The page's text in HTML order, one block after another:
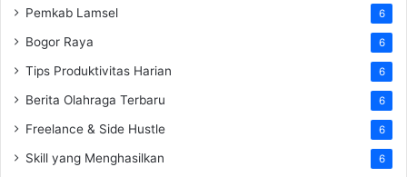
Pemkab Lamsel 6
Bogor Raya 6
Tips Produktivitas Harian 6
Berita Olahraga Terbaru 6
Freelance & Side Hustle 6
Skill yang Menghasilkan 6